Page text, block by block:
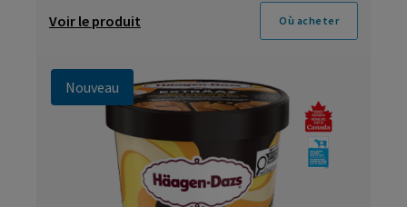
Voir le produit Où acheter
Nouveau